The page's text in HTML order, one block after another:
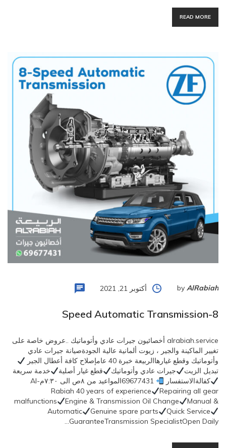
READ MORE
by AlRabiah أكتوبر 21, 2021
8-Speed Automatic Transmission
alrabiah.service أخصائيون جيرات عادي وأتوماتيك ..عروض خاصة على
تغيير الماكينة والجير ، زيوت ألمانية عالية الجودةصيانة جيرات عادي
وأتوماتيك وقطع غيارهاالربيعة خبرة 40 عامإصلاح كافة أعطال الجير
تبديل الزيت
جيرات عادي وأتوماتيك قطع غيار أصلية
خدمة سريعة
كفالةالاستفسار
69677431المواعيد من ٨ص الى ٧:٣٠مAl-
Rabiah 40 years of experience
Repairing all gear
malfunctions
Engine & Transmission Oil Change
Manual &
Automatic
Genuine spare parts
Quick Service
GuaranteeTransmission SpecialistOpen Daily…